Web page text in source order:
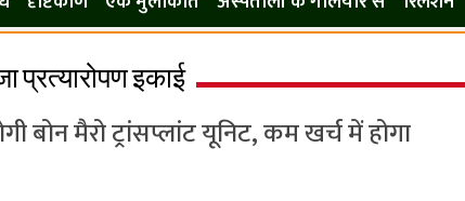
प्रत्यारोपण इकाई
बोन मैरो ट्रांसप्लांट यूनिट, कम खर्च में होगा